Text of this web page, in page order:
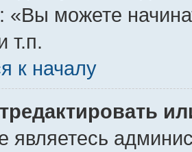
«Вы можете
т.п.
к началу
являетесь